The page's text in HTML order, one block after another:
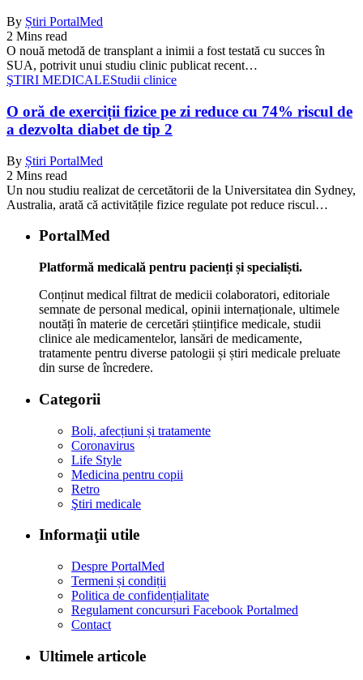
By Știri PortalMed
2 Mins read
O nouă metodă de transplant a inimii a fost testată cu succes în
SUA, potrivit unui studiu clinic publicat recent…
ŞTIRI MEDICALEStudii clinice
O oră de exerciții fizice pe zi reduce cu 74% riscul de
a dezvolta diabet de tip 2
By Știri PortalMed
2 Mins read
Un nou studiu realizat de cercetătorii de la Universitatea din Sydney,
Australia, arată că activitățile fizice regulate pot reduce riscul…
PortalMed
Platformă medicală pentru pacienți și specialiști.
Conținut medical filtrat de medicii colaboratori, editoriale
semnate de personal medical, opinii internaționale, ultimele
noutăți în materie de cercetări științifice medicale, studii
clinice ale medicamentelor, lansări de medicamente,
tratamente pentru diverse patologii și știri medicale preluate
din surse de încredere.
Categorii
Boli, afecțiuni și tratamente
Coronavirus
Life Style
Medicina pentru copii
Retro
Ştiri medicale
Informaţii utile
Despre PortalMed
Termeni și condiții
Politica de confidențialitate
Regulament concursuri Facebook Portalmed
Contact
Ultimele articole